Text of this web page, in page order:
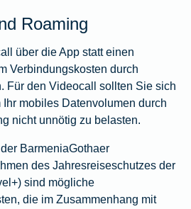
Roaming
über die App statt einen
Verbindungskosten durch
Für den Videocall sollten Sie sich
mobiles Datenvolumen durch
nicht unnötig zu belasten.
BarmeniaGothaer
des Jahresreiseschutzes der
sind mögliche
die im Zusammenhang mit